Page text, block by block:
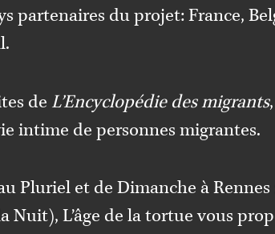
partenaires du projet: France,
de L’Encyclopédie des migrants
intime de personnes migrantes.
Plurielet de Dimanche à Rennes
Nuit), L’âge de la tortue vous